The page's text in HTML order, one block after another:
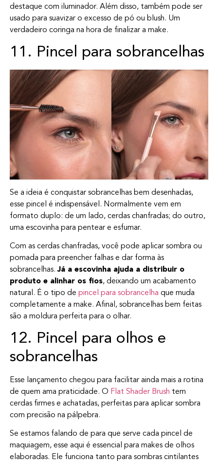
destaque com iluminador. Além disso, também pode ser
usado para suavizar o excesso de pó ou blush. Um
verdadeiro coringa na hora de finalizar a make.
11. Pincel para sobrancelhas
Se a ideia é conquistar sobrancelhas bem desenhadas,
esse pincel é indispensável. Normalmente vem em
formato duplo: de um lado, cerdas chanfradas; do outro,
uma escovinha para pentear e esfumar.
Com as cerdas chanfradas, você pode aplicar sombra ou
pomada para preencher falhas e dar forma às
sobrancelhas.Já a escovinha ajuda a distribuir o
produto e alinhar os fios, deixando um acabamento
natural. É o tipo de pincel para sobrancelha que muda
completamente a make. Afinal, sobrancelhas bem feitas
são a moldura perfeita para o olhar.
12. Pincel para olhos e
sobrancelhas
Esse lançamento chegou para facilitar ainda mais a rotina
de quem ama praticidade. O Flat Shader Brush tem
cerdas firmes e achatadas, perfeitas para aplicar sombra
com precisão na pálpebra.
Se estamos falando de para que serve cada pincel de
maquiagem, esse aqui é essencial para makes de olhos
elaboradas. Ele funciona tanto para sombras cintilantes